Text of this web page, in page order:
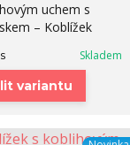
uchem s
– Koblížek
Skladem
variantu